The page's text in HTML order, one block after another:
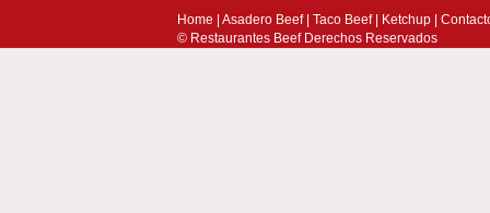
Home Asadero Beef| Taco Beef Ketchup|
© Restaurantes Beef Derechos Reservados